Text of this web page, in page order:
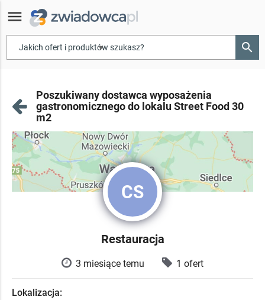
menu
▾ search
Poszukiwany dostawca wyposażenia
gastronomicznego do lokalu Street Food 30
m2
CS
Restauracja
3 miesiące temu 1 ofert
Lokalizacja: